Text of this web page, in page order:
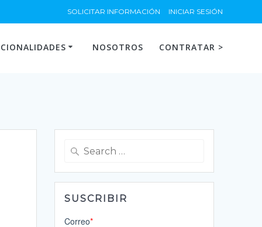
SOLICITAR INFORMACIÓN INICIAR SESIÓN
NOSOTROS CONTRATAR >
Search
SUSCRIBIR